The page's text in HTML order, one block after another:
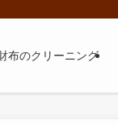
布のクリーニング